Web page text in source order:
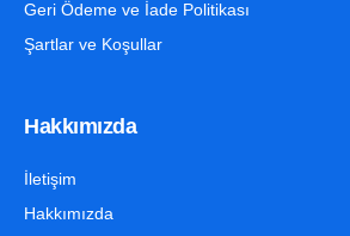
Geri Ödeme ve İade Politikası
Şartlar ve Koşullar
Hakkımızda
İletişim
Hakkımızda